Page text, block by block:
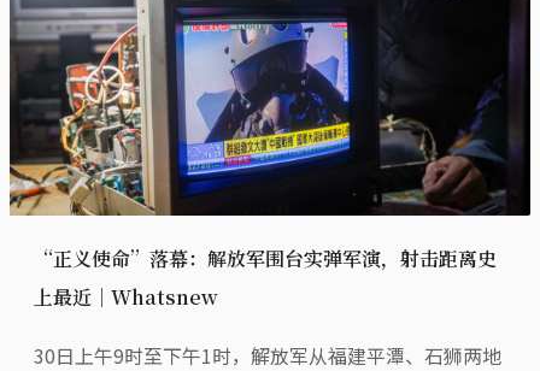
“正义使命”落幕：解放军围台实弹军演，射击距离史
上最近｜Whatsnew
30日上午9时至下午1时，解放军从福建平潭、石狮两地